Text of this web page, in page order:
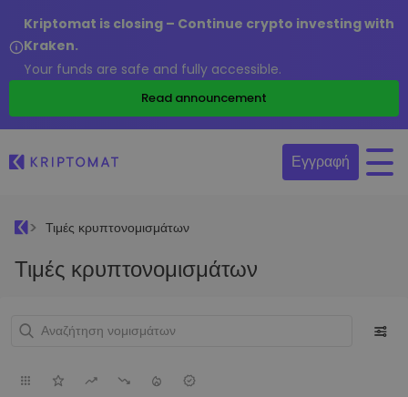
Kriptomat is closing – Continue crypto investing with
Kraken.
Your funds are safe and fully accessible.
Read announcement
Εγγραφή
Τιμές κρυπτονομισμάτων
Τιμές κρυπτονομισμάτων